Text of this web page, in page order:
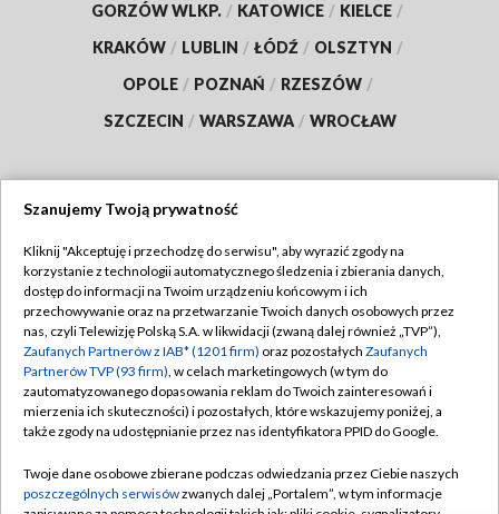
GORZÓW WLKP. / KATOWICE / KIELCE /
KRAKÓW / LUBLIN / ŁÓDŹ / OLSZTYN /
OPOLE / POZNAŃ / RZESZÓW /
SZCZECIN / WARSZAWA / WROCŁAW
TVP
Abonament TVP
Emisja w TVP
Centrum informacji TVP
Naziemna Telewizja Cyfrowa
Rada Programowa
Regulamin TVP
Polityka prywatności
Moje zgody
Pomoc
Kontakt
Szanujemy Twoją prywatność
Kliknij "Akceptuję i przechodzę do serwisu", aby wyrazić zgody na
korzystanie z technologii automatycznego śledzenia i zbierania danych,
dostęp do informacji na Twoim urządzeniu końcowym i ich
przechowywanie oraz na przetwarzanie Twoich danych osobowych przez
nas, czyli Telewizję Polską S.A. w likwidacji (zwaną dalej również „TVP”),
Zaufanych Partnerów z IAB* (1201 firm) oraz pozostałych Zaufanych
Partnerów TVP (93 firm), w celach marketingowych (w tym do
zautomatyzowanego dopasowania reklam do Twoich zainteresowań i
mierzenia ich skuteczności) i pozostałych, które wskazujemy poniżej, a
także zgody na udostępnianie przez nas identyfikatora PPID do Google.
Twoje dane osobowe zbierane podczas odwiedzania przez Ciebie naszych
poszczególnych serwisówzwanych dalej „Portalem”, w tym informacje